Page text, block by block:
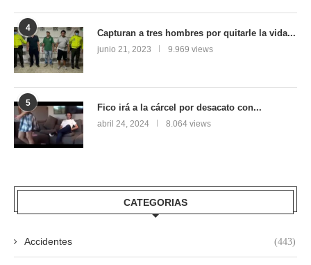
4 Capturan a tres hombres por quitarle la vida...
junio 21, 2023 9.969 views
5 Fico irá a la cárcel por desacato con...
abril 24, 2024 8.064 views
CATEGORIAS
Accidentes (443)